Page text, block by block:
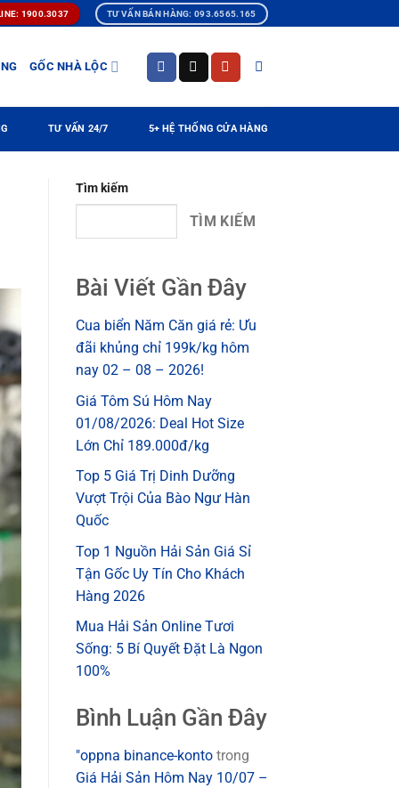
1900.3037 TƯ VẤN BÁN HÀNG: 093.6565.165
GỐC NHÀ LỘC
TƯ VẤN 24/7 5+ HỆ THỐNG CỬA HÀNG
Tìm kiếm
TÌM KIẾM
Bài Viết Gần Đây
Cua biển Năm Căn giá rẻ: Ưu
đãi khủng chỉ 199k/kg hôm
nay 02 – 08 – 2026!
Giá Tôm Sú Hôm Nay
01/08/2026: Deal Hot Size
Lớn Chỉ 189.000đ/kg
Top 5 Giá Trị Dinh Dưỡng
Vượt Trội Của Bào Ngư Hàn
Quốc
Top 1 Nguồn Hải Sản Giá Sỉ
Tận Gốc Uy Tín Cho Khách
Hàng 2026
Mua Hải Sản Online Tươi
Sống: 5 Bí Quyết Đặt Là Ngon
100%
Bình Luận Gần Đây
"oppna binance-kontotrong
Giá Hải Sản Hôm Nay 10/07 –